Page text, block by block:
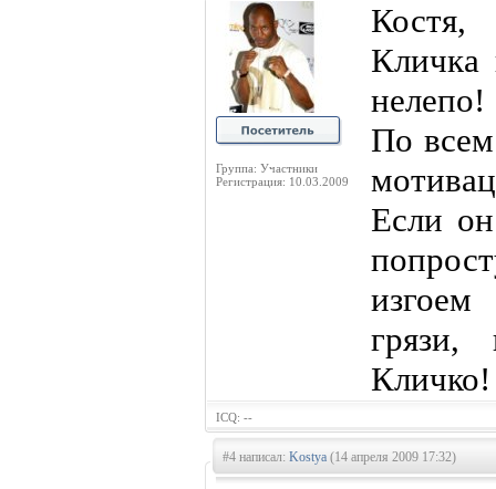
Группа: Участники
Регистрация: 10.03.2009
Костя,
Кличка
По всем
Если
изгоем
грязи,
Кличко!
ICQ: --
#4 написал: Kostya (14 апреля 2009 17:32)